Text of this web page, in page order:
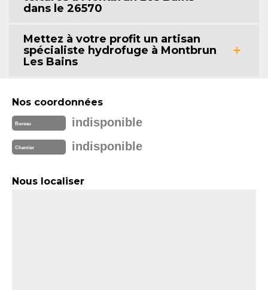
dans le 26570
Mettez à votre profit un artisan
spécialiste hydrofuge à Montbrun
Les Bains
Nos coordonnées
Bureau indisponible
Chantier indisponible
Nous localiser